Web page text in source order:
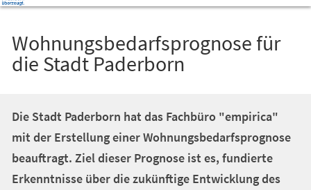
Wohnungsbedarfsprognose für
die Stadt Paderborn
Die Stadt Paderborn hat das Fachbüro "empirica"
mit der Erstellung einer Wohnungsbedarfsprognose
beauftragt. Ziel dieser Prognose ist es, fundierte
Erkenntnisse über die zukünftige Entwicklung des